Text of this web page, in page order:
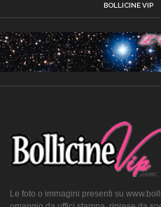
BOLLICINE VIP
Le foto o immagini presenti su